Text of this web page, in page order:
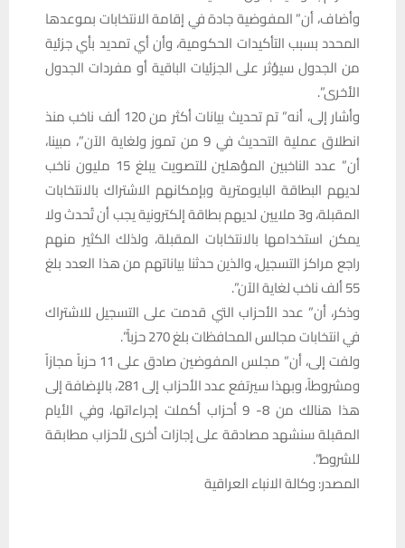
وأضاف، أن” المفوضية جادة في إقامة الانتخابات بموعدها
المحدد بسبب التأكيدات الحكومية، وأن أي تمديد بأي جزئية
من الجدول سيؤثر على الجزئيات الباقية أو مفردات الجدول
الأخرى”.
وأشار إلى، أنه” تم تحديث بيانات أكثر من 120 ألف ناخب منذ
انطلاق عملية التحديث في 9 من تموز ولغاية الآن”، مبينا،
أن” عدد الناخبين المؤهلين للتصويت يبلغ 15 مليون ناخب
لديهم البطاقة البايومترية وبإمكانهم الاشتراك بالانتخابات
المقبلة، و3 ملايين لديهم بطاقة إلكترونية يجب أن تُحدث ولا
يمكن استخدامها بالانتخابات المقبلة، ولذلك الكثير منهم
راجع مراكز التسجيل، والذين حدثنا بياناتهم من هذا العدد بلغ
55 ألف ناخب لغاية الآن”.
وذكر، أن” عدد الأحزاب التي قدمت على التسجيل للاشتراك
في انتخابات مجالس المحافظات بلغ 270 حزباً”.
ولفت إلى، أن” مجلس المفوضين صادق على 11 حزباً مجازاً
ومشروطاً، وبهذا سيرتفع عدد الأحزاب إلى 281، بالإضافة إلى
هذا هنالك من 8- 9 أحزاب أكملت إجراءاتها، وفي الأيام
المقبلة سنشهد مصادقة على إجازات أخرى لأحزاب مطابقة
للشروط”.
المصدر: وكالة الانباء العراقية